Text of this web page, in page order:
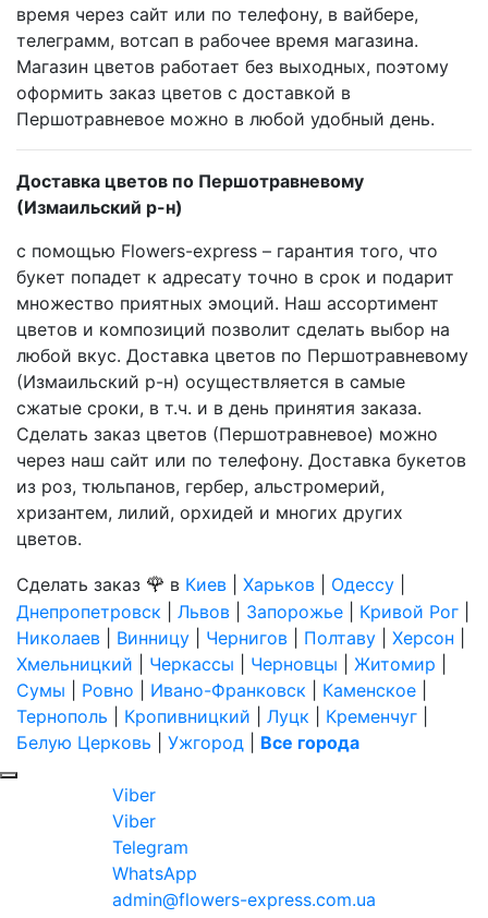
время через сайт или по телефону, в вайбере,
телеграмм, вотсап в рабочее время магазина.
Магазин цветов работает без выходных, поэтому
оформить заказ цветов с доставкой в
Першотравневое можно в любой удобный день.
Доставка цветов по Першотравневому
(Измаильский р-н)
с помощью Flowers-express – гарантия того, что
букет попадет к адресату точно в срок и подарит
множество приятных эмоций. Наш ассортимент
цветов и композиций позволит сделать выбор на
любой вкус. Доставка цветов по Першотравневому
(Измаильский р-н) осуществляется в самые
сжатые сроки, в т.ч. и в день принятия заказа.
Сделать заказ цветов (Першотравневое) можно
через наш сайт или по телефону. Доставка букетов
из роз, тюльпанов, гербер, альстромерий,
хризантем, лилий, орхидей и многих других
цветов.
Сделать заказ 🌹 в Киев Харьков Одессу
Днепропетровск
Львов Запорожье Кривой Рог
Николаев
Винницу Чернигов Полтаву Херсон
Хмельницкий
Черкассы Черновцы Житомир
Сумы
Ровно Ивано-Франковск Каменское
Тернополь
Кропивницкий Луцк Кременчуг
Белую Церковь
Ужгород Все города
Viber
Viber
Telegram
WhatsApp
admin@flowers-express.com.ua